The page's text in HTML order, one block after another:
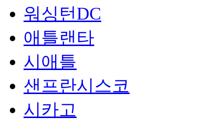
워싱턴DC
애틀랜타
시애틀
샌프란시스코
시카고